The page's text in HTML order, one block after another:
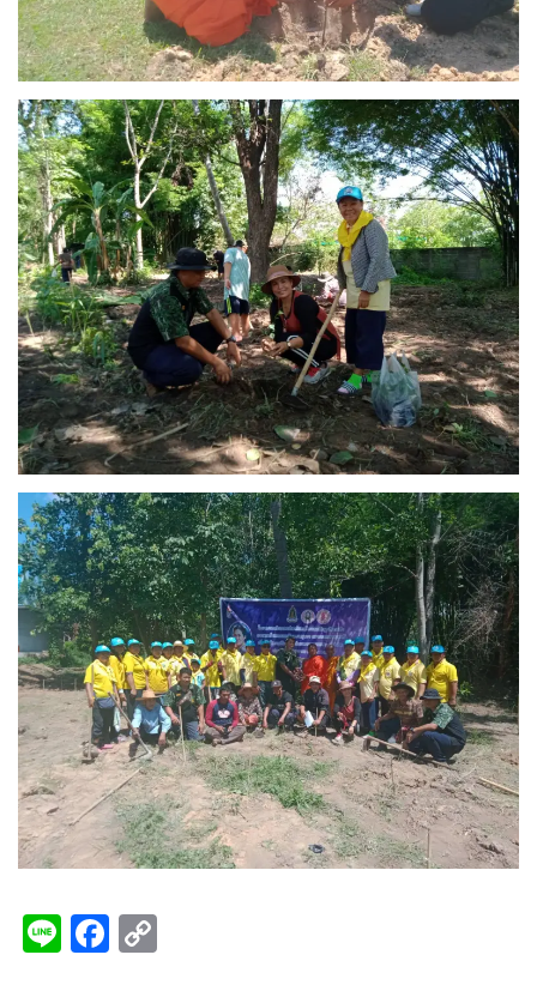
Li F